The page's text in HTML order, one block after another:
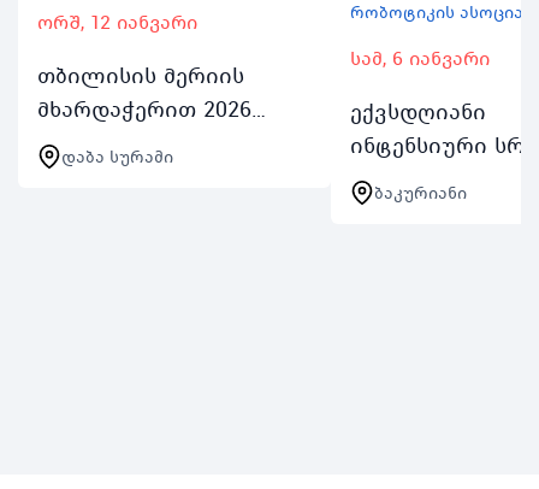
ორშ, 12 იანვარი
თბილისის მერიის
მხარდაჭერით 2026
წლის 1218 იანვარს
თბილისის
დაბა სურამი
რობოტიკის
სამ, 6 იანვარი
ექვსდღიანი
ინტენსიური
დაფინანსებული
ბაკურიანი